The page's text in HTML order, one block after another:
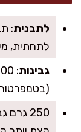
לתבנית
לתחתית,
גבינות